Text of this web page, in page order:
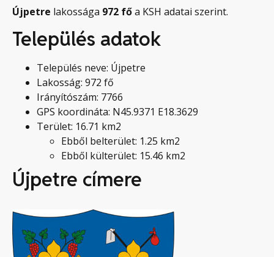
Újpetre lakossága 972 főa KSH adatai szerint.
Település adatok
Település neve: Újpetre
Lakosság: 972 fő
Irányítószám: 7766
GPS koordináta: N45.9371 E18.3629
Terület: 16.71 km2
Ebből belterület: 1.25 km2
Ebből külterület: 15.46 km2
Újpetre címere